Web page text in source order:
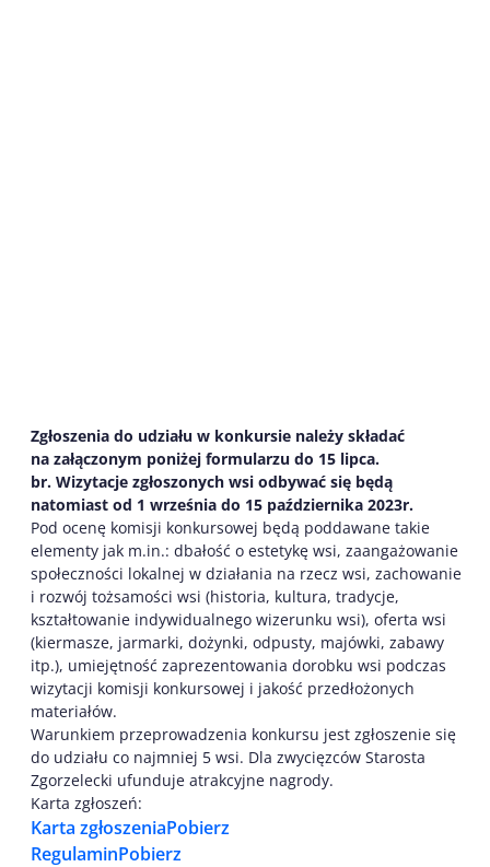
Zgłoszenia do udziału w konkursie należy składać
na załączonym poniżej formularzu do 15 lipca.
br. Wizytacje zgłoszonych wsi odbywać się będą
natomiast od 1 września do 15 października 2023r.
Pod ocenę komisji konkursowej będą poddawane takie
elementy jak m.in.: dbałość o estetykę wsi, zaangażowanie
społeczności lokalnej w działania na rzecz wsi, zachowanie
i rozwój tożsamości wsi (historia, kultura, tradycje,
kształtowanie indywidualnego wizerunku wsi), oferta wsi
(kiermasze, jarmarki, dożynki, odpusty, majówki, zabawy
itp.), umiejętność zaprezentowania dorobku wsi podczas
wizytacji komisji konkursowej i jakość przedłożonych
materiałów.
Warunkiem przeprowadzenia konkursu jest zgłoszenie się
do udziału co najmniej 5 wsi. Dla zwycięzców Starosta
Zgorzelecki ufunduje atrakcyjne nagrody.
Karta zgłoszeń:
Karta zgłoszeniaPobierz
RegulaminPobierz